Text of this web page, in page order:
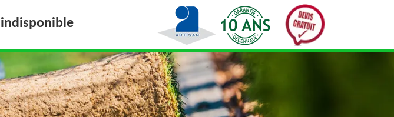
indisponible